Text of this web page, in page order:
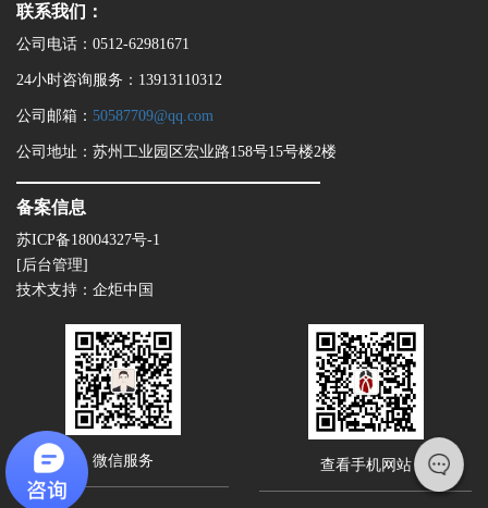
联系我们：
公司电话：0512-62981671
24小时咨询服务：13913110312
公司邮箱： 50587709@qq.com
公司地址：苏州工业园区宏业路158号15号楼2楼
备案信息
苏ICP备18004327号-1
[后台管理]
技术支持： 企炬中国
微信服务 查看手机网站